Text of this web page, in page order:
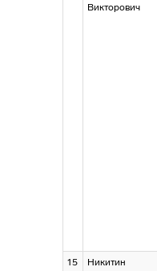
Викторович
15
Никитин